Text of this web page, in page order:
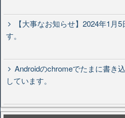
【大事なお知らせ】2024年1月
す。
Androidのchromeでたまに書き
しています。